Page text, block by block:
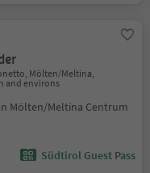
Mölten/Meltina,
and environs
Mölten/Meltina Centrum
Südtirol Guest Pass